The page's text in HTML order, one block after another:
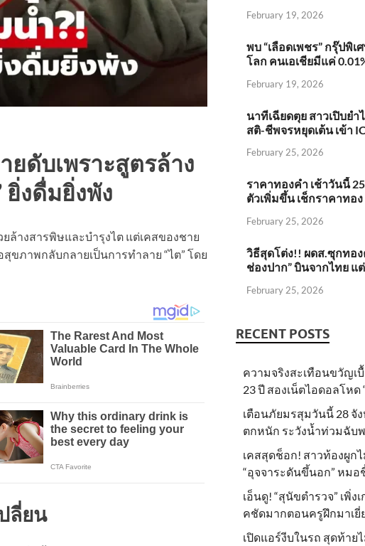
ยดับเพราะสูตรล้าง
งดื่มยิ่งพัง
างสารพิษและบำรุงไต แต่เคสของชาย
ขภาพกลับกลายเป็นการทำลาย “ไต” โดย
ลี่ยน
February 19, 2026
พบ “เลือดเพชร” กรุ๊ปพิ
โลก คนเอเชียมีแค่
February 19, 2026
นาทีเฉียดตุย สาวเปิบย
สติ-ชีพจรหยุดเต้น เข้า
February 25, 2026
ราคาทองคำ เช้าวันนี้
ตัวเพิ่มขึ้น เช็กราคาทอ
February 25, 2026
วิธีสุดโต่ง!! ผดส.ซุกทอง
ช่องปาก” บินจากไทย แ
February 25, 2026
RECENT POSTS
ความจริงสะเทือนขวัญเ
23 ปี สองเน็ตไอดอลโหด
เตือนภัยมรสุมวันนี้ 28 จัง
ตกหนัก ระวังน้ำท่วมฉับ
เคสสุดช็อก! สาวท้องผูก
“อุจจาระดันขึ้นอก” หมอ
เอ็นดู! “สุนัขตำรวจ” เพิ่
คชัดมากตอนครูฝึกมาเยี่
เปิดแอร์งีบในรถ สุดท้าย